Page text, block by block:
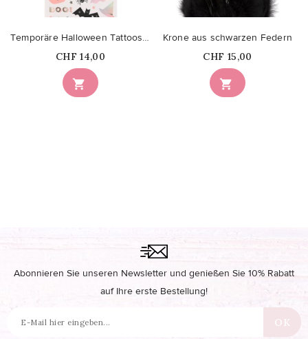

Temporäre Halloween Tattoos in Pastell
Price
CHF 14,00

Krone aus schwarzen Federn
Price
CHF 15,00
Abonnieren Sie unseren Newsletter und genießen Sie 10% Rabatt
auf Ihre erste Bestellung!